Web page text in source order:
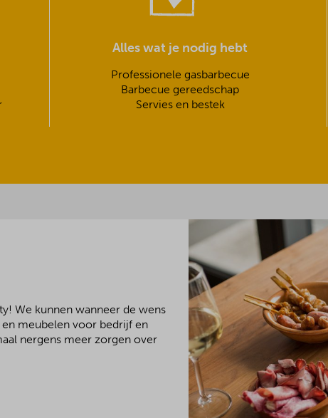
Alles wat je nodig hebt
Professionele gasbarbecue
Barbecue gereedschap
Servies en bestek
We kunnen wanneer de wens
meubelen voor bedrijf en
nergens meer zorgen over